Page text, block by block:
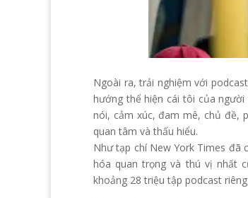
Ngoài ra, trải nghiệm với
hướng thể hiện cái tôi của
nói, cảm xúc, đam mê, chủ đề,
quan tâm và thấu hiểu.
Như tạp chí New York Times đã
hóa quan trọng và thú vị nhất
khoảng 28 triệu tập podcast